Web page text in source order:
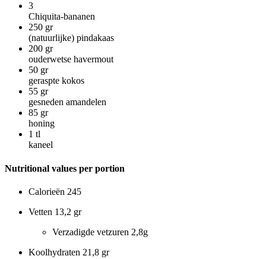
3
Chiquita-bananen
250 gr
(natuurlijke) pindakaas
200 gr
ouderwetse havermout
50 gr
geraspte kokos
55 gr
gesneden amandelen
85 gr
honing
1 tl
kaneel
Nutritional values per portion
Calorieën 245
Vetten 13,2 gr
Verzadigde vetzuren 2,8g
Koolhydraten 21,8 gr